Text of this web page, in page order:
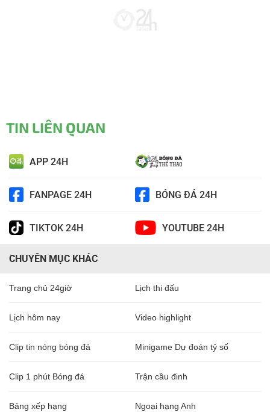
TIN LIÊN QUAN
APP 24H
FANPAGE 24H BÓNG ĐÁ 24H
TIKTOK 24H YOUTUBE 24H
CHUYÊN MỤC KHÁC
Trang chủ 24giờ Lịch thi đấu
Lịch hôm nay Video highlight
Clip tin nóng bóng đá Minigame Dự đoán tỷ số
Clip 1 phút Bóng đá Trận cầu đinh
Bảng xếp hạng Ngoại hạng Anh